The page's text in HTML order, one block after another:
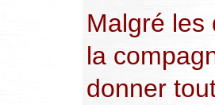
Malgré les
la
donner